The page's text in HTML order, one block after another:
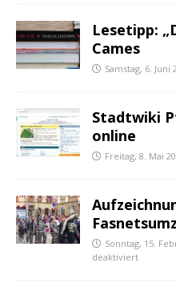
Lesetipp:
Cames
Samstag, 6. Juni
Stadtwiki
online
Freitag, 8. Mai
Sonntag, 15.
deaktiviert